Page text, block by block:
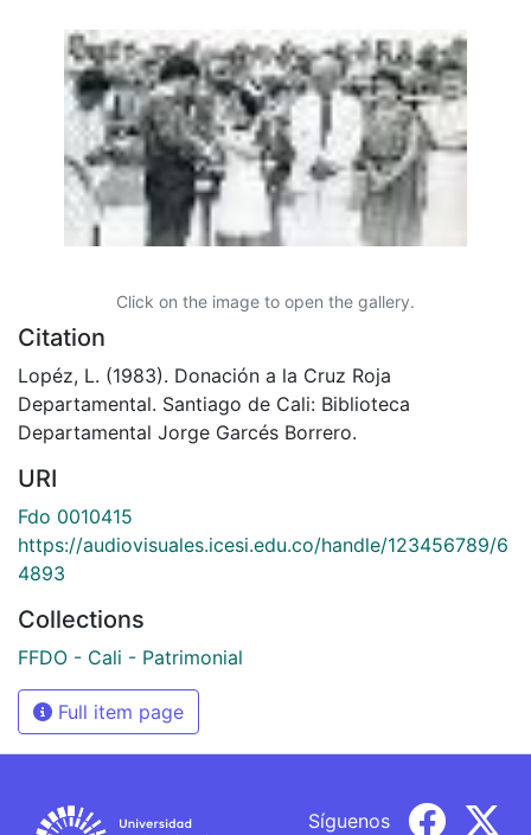
Click on the image to open the gallery.
Citation
Lopéz, L. (1983). Donación a la Cruz Roja
Departamental. Santiago de Cali: Biblioteca
Departamental Jorge Garcés Borrero.
URI
Fdo 0010415
https://audiovisuales.icesi.edu.co/handle/123456789/6
4893
Collections
FFDO - Cali - Patrimonial
Full item page
Síguenos